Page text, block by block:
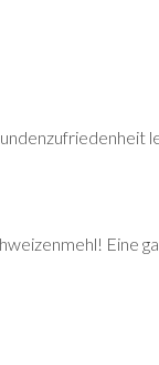
Eine